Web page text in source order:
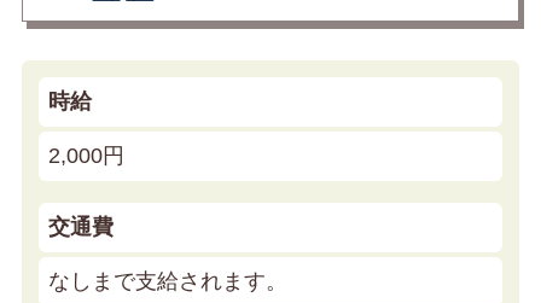
時給
2,000円
交通費
なしまで支給されます。